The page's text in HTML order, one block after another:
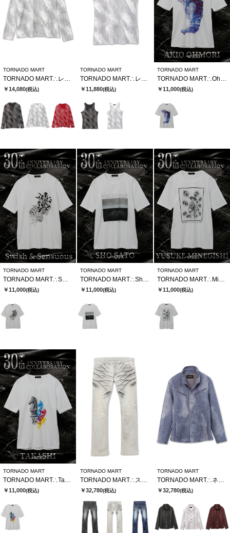
TORNADO MART
￥14,080(税込)
TORNADO MART
￥11,880(税込)
TORNADO MART
￥11,000(税込)
TORNADO MART
￥11,000(税込)
TORNADO MART
￥11,000(税込)
TORNADO MART
￥11,000(税込)
TORNADO MART
TORNADO MART∴TakashixTMコラボTシャツ
￥11,000(税込)
TORNADO MART
TORNADO MART∴ストロングダークダイシューカットデニム
￥32,780(税込)
TORNADO MART
TORNADO MART∴ネオシャツブルゾン
￥32,780(税込)